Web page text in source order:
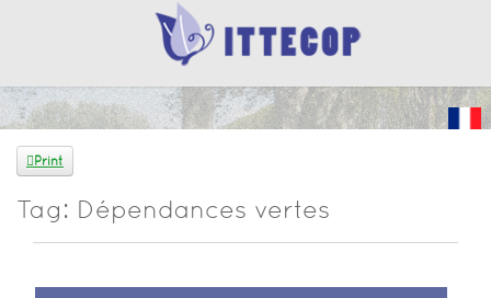
Print
Tag: Dépendances vertes